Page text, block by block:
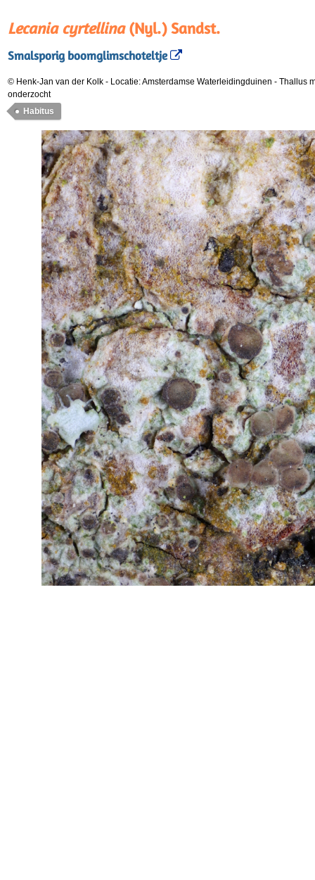
Lecania cyrtellina(Nyl.) Sandst.
Smalsporig boomglimschoteltje
© Henk-Jan van der Kolk - Locatie: Amsterdamse Waterleidingduinen - Thallus
onderzocht
Habitus